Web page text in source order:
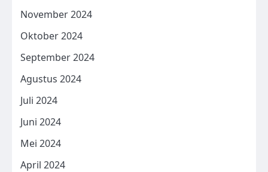
November 2024
Oktober 2024
September 2024
Agustus 2024
Juli 2024
Juni 2024
Mei 2024
April 2024